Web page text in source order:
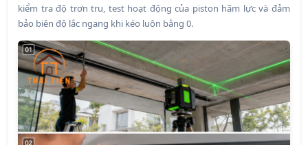
kiểm tra độ trơn tru, test hoạt động của piston hãm lực và đảm
bảo biên độ lắc ngang khi kéo luôn bằng 0.